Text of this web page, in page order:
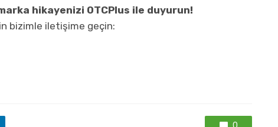
hikayenizi OTCPlus ile duyurun!
bizimle iletişime geçin: